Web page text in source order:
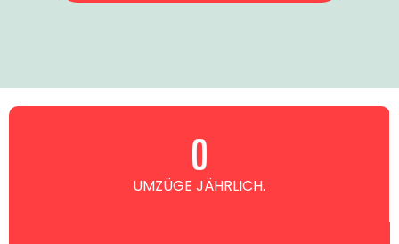
UMZÜGE JÄHRLICH.
0